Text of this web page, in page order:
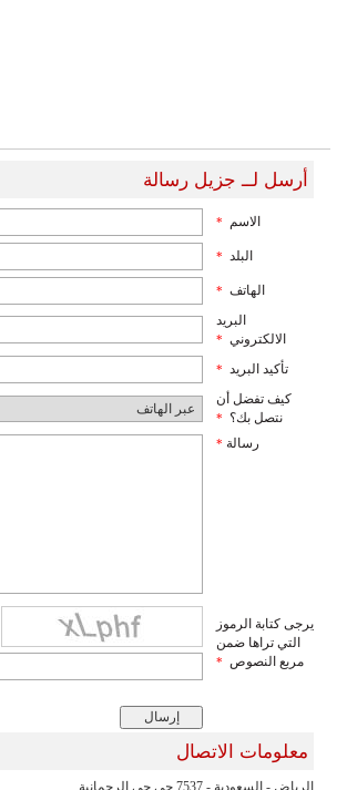
أرسل لــ جزيل رسالة
الاسم *
البلد *
الهاتف *
البريد
الالكتروني *
تأكيد البريد *
كيف تفضل أن
نتصل بك؟ *
رسالة *
يرجى كتابة الرموز
التي تراها ضمن
مربع النصوص *
معلومات الاتصال
الرياض - السعودية - 7537 حي حي الرحمانية